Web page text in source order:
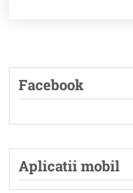
Facebook
Aplicatii mobil